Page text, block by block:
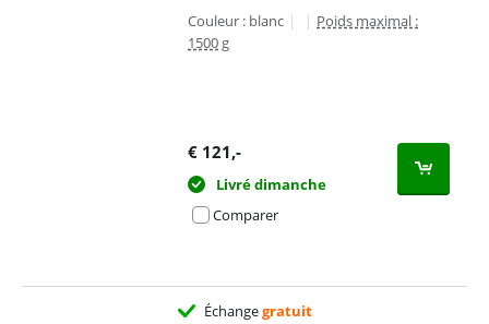
Couleur : blanc | | Poids maximal :
1500 g
€ 121,-
Livré dimanche
Comparer
Échangegratuit